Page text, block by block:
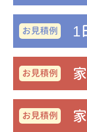
お見積例 1
お見積例
お見積例